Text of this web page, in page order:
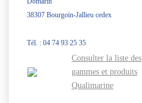
38307 Bourgoin-Jallieu cedex
Tél. : 04 74 93 25 35
Consulter la liste des
gammes et produits
Qualimarine